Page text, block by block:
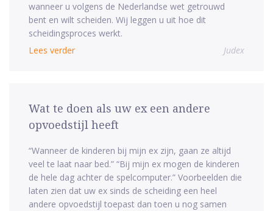
wanneer u volgens de Nederlandse wet getrouwd
bent en wilt scheiden. Wij leggen u uit hoe dit
scheidingsproces werkt.
Lees verder
Judex
Wat te doen als uw ex een andere
opvoedstijl heeft
“Wanneer de kinderen bij mijn ex zijn, gaan ze altijd
veel te laat naar bed.” “Bij mijn ex mogen de kinderen
de hele dag achter de spelcomputer.” Voorbeelden die
laten zien dat uw ex sinds de scheiding een heel
andere opvoedstijl toepast dan toen u nog samen